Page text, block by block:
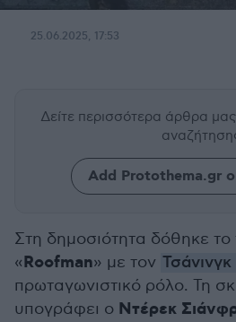
25.06.2025, 17:53
Δείτε περισσότερα άρθρα μας
Add Protothema.gr
Στη δημοσιότητα δόθηκε το
«Roofman» με τον Τσάνινγκ
πρωταγωνιστικό ρόλο. Τη
υπογράφει ο Ντέρεκ